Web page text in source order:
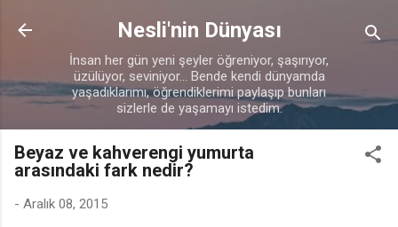
Ana içeriğe atla
Nesli'nin Dünyası
İnsan her gün yeni şeyler öğreniyor, şaşırıyor,
üzülüyor, seviniyor... Bende kendi dünyamda
yaşadıklarımı, öğrendiklerimi paylaşıp bunları
sizlerle de yaşamayı istedim.
Beyaz ve kahverengi yumurta
arasındaki fark nedir?
- Aralık 08, 2015